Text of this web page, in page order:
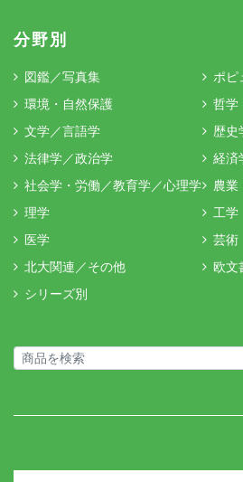
分野別
図鑑／写真集
ポピ
環境・自然保護
哲学
文学／言語学
歴史
法律学／政治学
経済
社会学・労働／教育学／心理学
農業
理学
工学
医学
芸術
北大関連／その他
欧文
シリーズ別